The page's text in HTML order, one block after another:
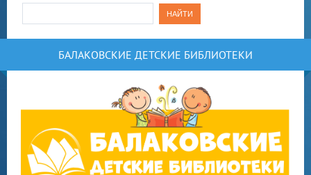
БАЛАКОВСКИЕ ДЕТСКИЕ БИБЛИОТЕКИ